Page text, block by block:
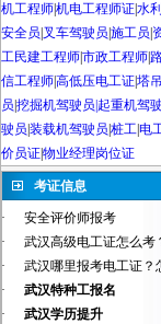
机工程师机电工程师证水
安全员 叉车驾驶员 施工员
工民建工程师市政工程师
信工程师高低压电工证塔
员 挖掘机驾驶员|起重机驾
驶员 装载机驾驶员 桩工电
价员证物业经理岗位证
考证信息
·
安全评价师报考
·
武汉高级电工证怎么考
·
武汉哪里报考电工证？
·
武汉特种工报名
·
武汉学历提升